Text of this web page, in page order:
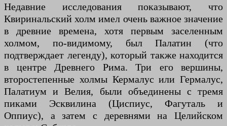
Недавние исследования показывают, что
Квиринальский холм имел очень важное значение
в древние времена, хотя первым заселенным
холмом, по-видимому, был Палатин (что
подтверждает легенду), который также находится
в центре Древнего Рима. Три его вершины,
второстепенные холмы Кермалус или Гермалус,
Палатиум и Велия, были объединены с тремя
пиками Эсквилина (Циспиус, Фагуталь и
Оппиус), а затем с деревнями на Целийском